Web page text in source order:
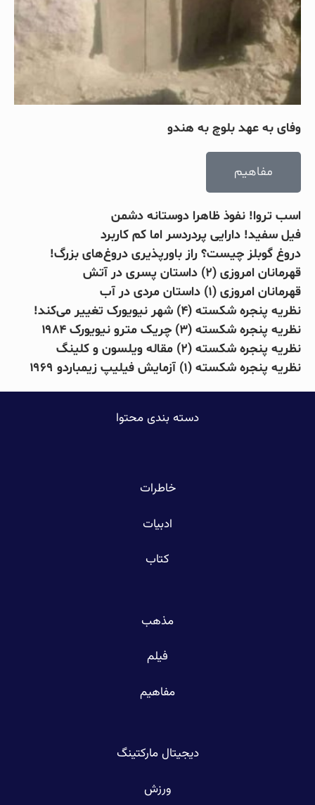
وفای به عهد بلوچ به هندو
مفاهیم
اسب تروا! نفوذ ظاهرا دوستانه دشمن
فیل سفید! دارایی پردردسر اما کم کاربرد
دروغ گوبلز چیست؟ راز باورپذیری دروغ‌های بزرگ!
قهرمانان امروزی (۲) داستان پسری در آتش
قهرمانان امروزی (۱) داستان مردی در آب
نظریه پنجره شکسته (۴) شهر نیویورک تغییر می‌کند!
نظریه پنجره شکسته (۳) چریک مترو نیویورک ۱۹۸۴
نظریه پنجره شکسته (۲) مقاله ویلسون و کلینگ
نظریه پنجره شکسته (۱) آزمایش فیلیپ زیمباردو ۱۹۶۹
دسته بندی محتوا
خاطرات
ادبیات
کتاب
مذهب
فیلم
مفاهیم
دیجیتال مارکتینگ
ورزش